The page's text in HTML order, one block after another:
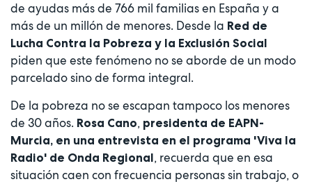
de ayudas más de 766 mil familias en España y a
más de un millón de menores. Desde la Red de
Lucha Contra la Pobreza y la Exclusión Social
piden que este fenómeno no se aborde de un modo
parcelado sino de forma integral.
De la pobreza no se escapan tampoco los menores
de 30 años. Rosa Cano, presidenta de EAPN-
Murcia, en una entrevista en el programa 'Viva la
Radio' de Onda Regional, recuerda que en esa
situación caen con frecuencia personas sin trabajo, o